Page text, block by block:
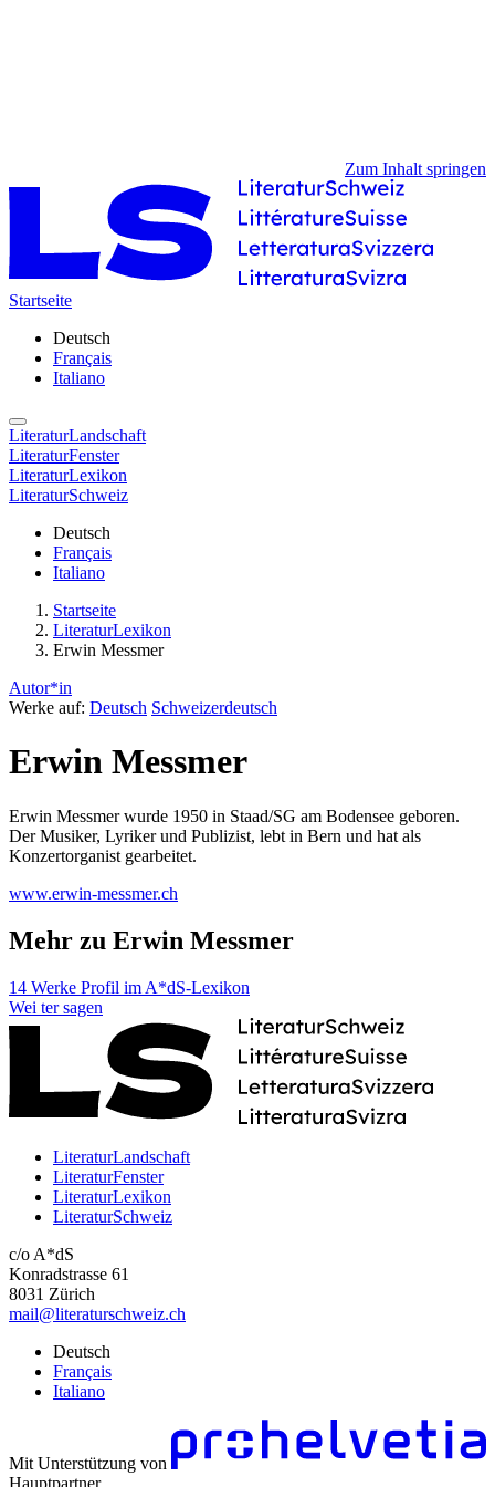
Zum Inhalt springen
Startseite
Deutsch
Français
Italiano
LiteraturLandschaft
LiteraturFenster
LiteraturLexikon
LiteraturSchweiz
Deutsch
Français
Italiano
Startseite
LiteraturLexikon
Erwin Messmer
Autor*in
Werke auf: Deutsch Schweizerdeutsch
Erwin Messmer
Erwin Messmer wurde 1950 in Staad/SG am Bodensee geboren.
Der Musiker, Lyriker und Publizist, lebt in Bern und hat als
Konzertorganist gearbeitet.
www.erwin-messmer.ch
Mehr zu Erwin Messmer
14 Werke Profil im A*dS-Lexikon
Wei ter sagen
LiteraturLandschaft
LiteraturFenster
LiteraturLexikon
LiteraturSchweiz
c/o A*dS
Konradstrasse 61
8031 Zürich
mail@literaturschweiz.ch
Deutsch
Français
Italiano
Mit Unterstützung von
Hauptpartner